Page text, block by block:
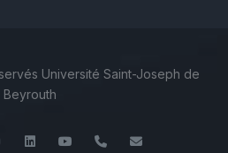
Université Saint-Joseph de
Beyrouth
InstagramLinkedInYouTube